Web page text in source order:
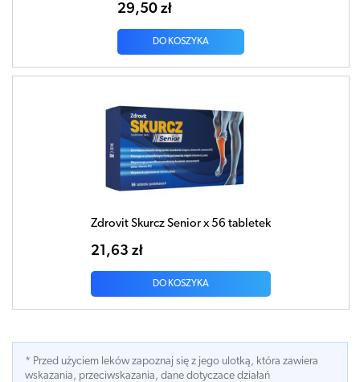
29,50 zł
DO KOSZYKA
Zdrovit Skurcz Senior x 56 tabletek
21,63 zł
DO KOSZYKA
* Przed użyciem leków zapoznaj się z jego ulotką, która zawiera
wskazania, przeciwskazania, dane dotyczace działań